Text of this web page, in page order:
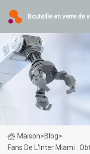
Bouteille en verre de
Maison>Blog>
Fans De L'Inter Miami :